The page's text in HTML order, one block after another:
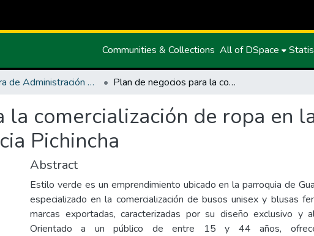
Communities & Collections All of DSpace
Carrera de Administración de Empresas y Marketing Plan de negocios para la comercialización de ropa en la Parroquia de Guayllabamba provincia Pichincha
la comercialización de ropa en
Pichincha
Abstract
Estilo verde es un emprendimiento ubicado en la parroquia de
especializado en la comercialización de busos unisex y blusas
marcas exportadas, caracterizadas por su diseño exclusivo y
Orientado a un público de entre 15 y 44 años,